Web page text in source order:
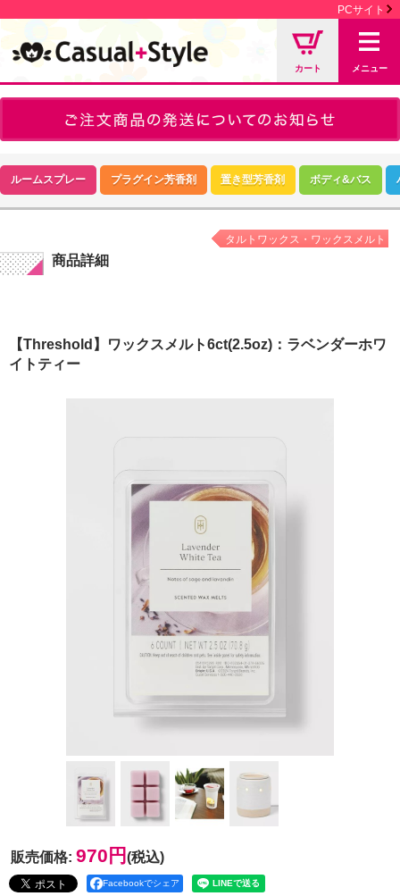
PCサイト
カート メニュー
ルームスプレー プラグイン芳香剤 置き型芳香剤 ボディ&バス
商品詳細
タルトワックス・ワックスメルト
【Threshold】ワックスメルト6ct(2.5oz)：ラベンダーホワ
イトティー
販売価格: 970円 (税込)
Facebookでシェア